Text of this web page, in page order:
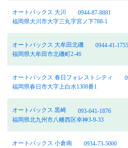
オートバックス 大川
0944-87-8881
福岡県大川市大字三丸字宮ノ下788-1
オートバックス 大牟田北磯
0944-41-1755
福岡県大牟田市北磯町2-46
オートバックス 春日フォレストシティ
福岡県春日市大字上白水1308番1
オートバックス 黒崎
093-641-1876
福岡県北九州市八幡西区幸神3-9-33
オートバックス 小倉南
0934-73-5000